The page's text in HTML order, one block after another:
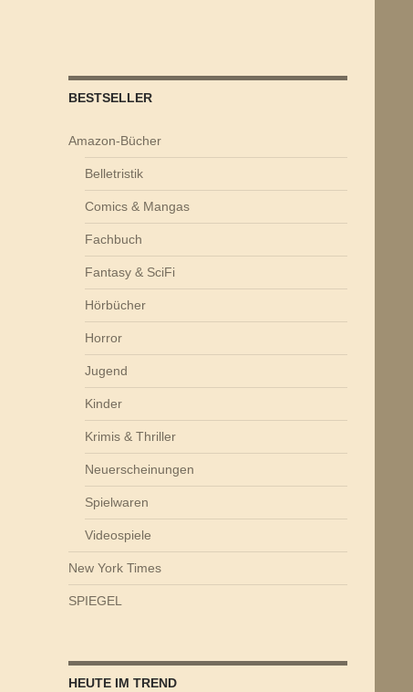
BESTSELLER
Amazon-Bücher
Belletristik
Comics & Mangas
Fachbuch
Fantasy & SciFi
Hörbücher
Horror
Jugend
Kinder
Krimis & Thriller
Neuerscheinungen
Spielwaren
Videospiele
New York Times
SPIEGEL
HEUTE IM TREND